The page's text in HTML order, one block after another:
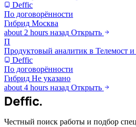
Deffic
По договорённости
Гибрид Москва
about 2 hours назад Открыть
П
Продуктовый аналитик в Телемост
Deffic
По договорённости
Гибрид Не указано
about 4 hours назад Открыть
Deffic.
Честный поиск работы и подбор